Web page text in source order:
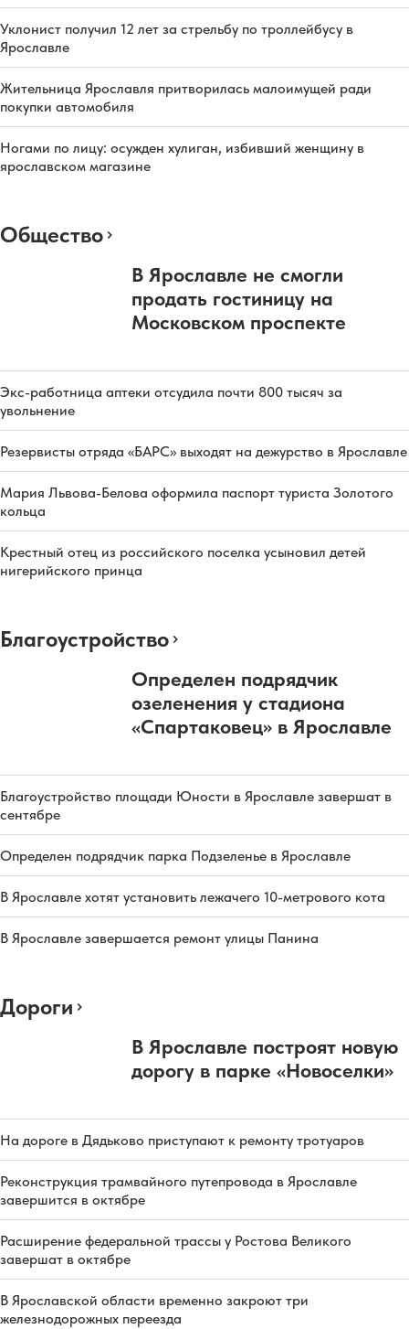
Уклонист получил 12 лет за стрельбу по троллейбусу в
Ярославле
Жительница Ярославля притворилась малоимущей ради
покупки автомобиля
Ногами по лицу: осужден хулиган, избивший женщину в
ярославском магазине
Общество
В Ярославле не смогли
продать гостиницу на
Московском проспекте
Экс-работница аптеки отсудила почти 800 тысяч за
увольнение
Резервисты отряда «БАРС» выходят на дежурство в Ярославле
Мария Львова-Белова оформила паспорт туриста Золотого
кольца
Крестный отец из российского поселка усыновил детей
нигерийского принца
Благоустройство
Определен подрядчик
озеленения у стадиона
«Спартаковец» в Ярославле
Благоустройство площади Юности в Ярославле завершат в
сентябре
Определен подрядчик парка Подзеленье в Ярославле
В Ярославле хотят установить лежачего 10-метрового кота
В Ярославле завершается ремонт улицы Панина
Дороги
В Ярославле построят новую
дорогу в парке «Новоселки»
На дороге в Дядьково приступают к ремонту тротуаров
Реконструкция трамвайного путепровода в Ярославле
завершится в октябре
Расширение федеральной трассы у Ростова Великого
завершат в октябре
В Ярославской области временно закроют три
железнодорожных переезда